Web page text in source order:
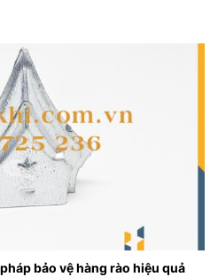
bảo vệ hàng rào hiệu quả